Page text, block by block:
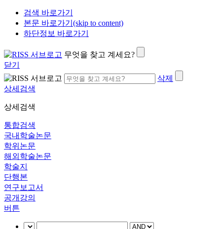
검색 바로가기
본문 바로가기(skip to content)
하단정보 바로가기
무엇을 찾고 계세요?
닫기
삭제
상세검색
상세검색
통합검색
국내학술논문
학위논문
해외학술논문
학술지
단행본
연구보고서
공개강의
버튼